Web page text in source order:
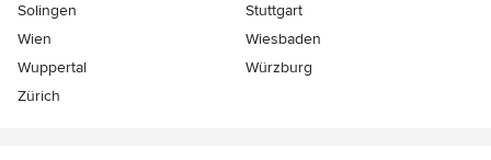
Solingen
Stuttgart
Wien
Wiesbaden
Wuppertal
Würzburg
Zürich